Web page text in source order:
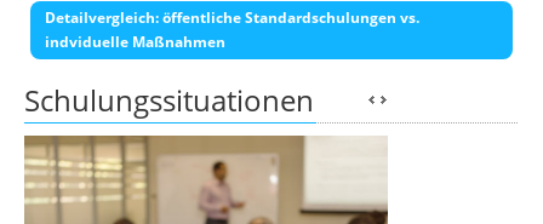
Detailvergleich: öffentliche Standardschulungen vs.
indviduelle Maßnahmen
Schulungssituationen